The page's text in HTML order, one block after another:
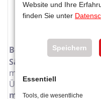
Bearbeitung
Sägen:
minimaler Schränkung,
Überhitzung durch
mechanische
Website und Ihre
finden Sie unter
Speichern
Essentiell
Tools, die wesentliche